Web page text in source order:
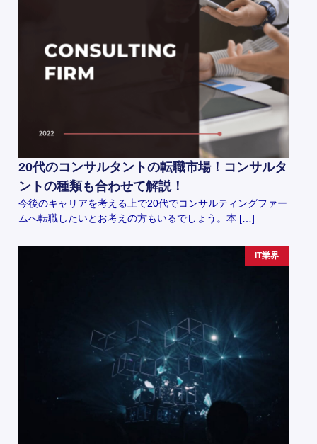
20代のコンサルタントの転職市場！コンサルタ
ントの種類も合わせて解説！
今後のキャリアを考える上で20代でコンサルティングファー
ムへ転職したいとお考えの方もいるでしょう。本 […]
IT業界